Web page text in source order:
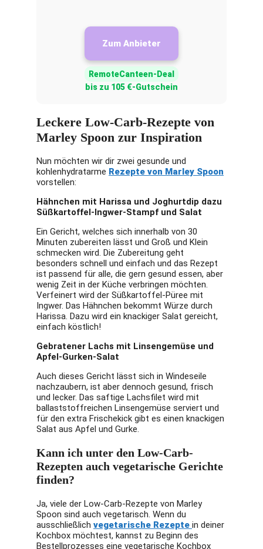
Zum Anbieter
RemoteCanteen-Deal
bis zu 105 €-Gutschein
Leckere Low-Carb-Rezepte von
Marley Spoon zur Inspiration
Nun möchten wir dir zwei gesunde und
kohlenhydratarme Rezepte von Marley Spoon
vorstellen:
Hähnchen mit Harissa und Joghurtdip dazu
Süßkartoffel-Ingwer-Stampf und Salat
Ein Gericht, welches sich innerhalb von 30
Minuten zubereiten lässt und Groß und Klein
schmecken wird. Die Zubereitung geht
besonders schnell und einfach und das Rezept
ist passend für alle, die gern gesund essen, aber
wenig Zeit in der Küche verbringen möchten.
Verfeinert wird der Süßkartoffel-Püree mit
Ingwer. Das Hähnchen bekommt Würze durch
Harissa. Dazu wird ein knackiger Salat gereicht,
einfach köstlich!
Gebratener Lachs mit Linsengemüse und
Apfel-Gurken-Salat
Auch dieses Gericht lässt sich in Windeseile
nachzaubern, ist aber dennoch gesund, frisch
und lecker. Das saftige Lachsfilet wird mit
ballaststoffreichen Linsengemüse serviert und
für den extra Frischekick gibt es einen knackigen
Salat aus Apfel und Gurke.
Kann ich unter den Low-Carb-
Rezepten auch vegetarische Gerichte
finden?
Ja, viele der Low-Carb-Rezepte von Marley
Spoon sind auch vegetarisch. Wenn du
ausschließlich vegetarische Rezepte in deiner
Kochbox möchtest, kannst zu Beginn des
Bestellprozesses eine vegetarische Kochbox